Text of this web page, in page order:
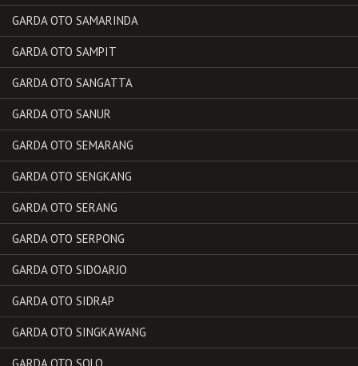
GARDA OTO SAMARINDA
GARDA OTO SAMPIT
GARDA OTO SANGATTA
GARDA OTO SANUR
GARDA OTO SEMARANG
GARDA OTO SENGKANG
GARDA OTO SERANG
GARDA OTO SERPONG
GARDA OTO SIDOARJO
GARDA OTO SIDRAP
GARDA OTO SINGKAWANG
GARDA OTO SOLO